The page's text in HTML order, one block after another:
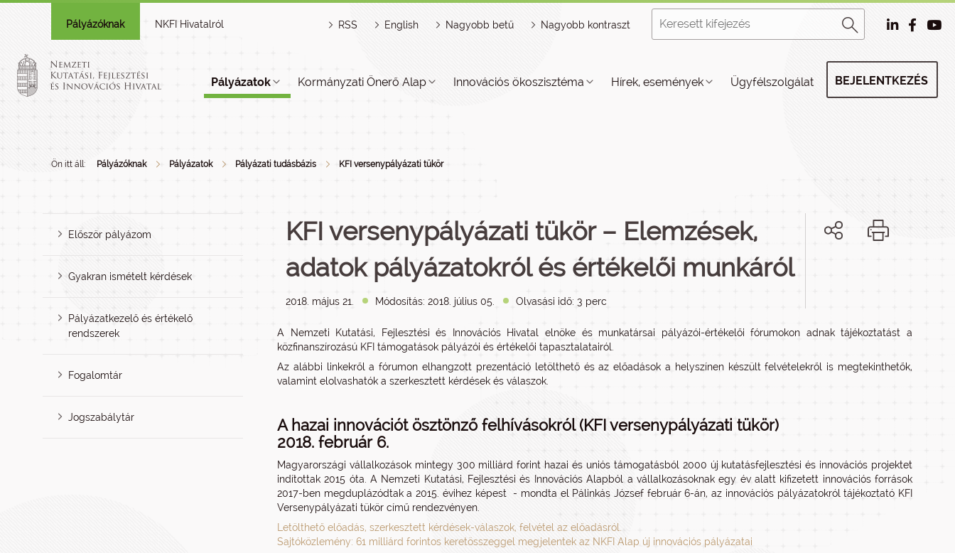
Pályázóknak NKFI Hivatalról RSS English Nagyobb betű Nagyobb kontraszt
Pályázatok Kormányzati Önerő Alap Innovációs ökoszisztéma Hírek, események Ügyfélszolgálat BEJELENTKEZÉS
Ön itt áll: Pályázóknak Pályázatok Pályázati tudásbázis KFI versenypályázati tükör
Először pályázom
Gyakran ismételt kérdések
Pályázatkezelő és értékelő
rendszerek
Fogalomtár
Jogszabálytár
KFI versenypályázati tükör – Elemzések,
adatok pályázatokról és értékelői munkáról
2018. május 21. Módosítás: 2018. július 05. Olvasási idő: 3 perc
A Nemzeti Kutatási, Fejlesztési és Innovációs Hivatal elnöke és munkatársai pályázói-értékelői fórumokon adnak tájékoztatást a
közfinanszírozású KFI támogatások pályázói és értékelői tapasztalatairól.
Az alábbi linkekről a fórumon elhangzott prezentáció letölthető és az előadások a helyszínen készült felvételekről is megtekinthetők,
valamint elolvashatók a szerkesztett kérdések és válaszok.
A hazai innovációt ösztönző felhívásokról (KFI versenypályázati tükör)
2018. február 6.
Magyarországi vállalkozások mintegy 300 milliárd forint hazai és uniós támogatásból 2000 új kutatásfejlesztési és innovációs projektet
indítottak 2015 óta. A Nemzeti Kutatási, Fejlesztési és Innovációs Alapból a vállalkozásoknak egy év alatt kifizetett innovációs források
2017-ben megduplázódtak a 2015. évihez képest - mondta el Pálinkás József február 6-án, az innovációs pályázatokról tájékoztató KFI
Versenypályázati tükör című rendezvényen.
Letölthető előadás, szerkesztett kérdések-válaszok, felvétel az előadásról.
Sajtóközlemény: 61 milliárd forintos keretösszeggel megjelentek az NKFI Alap új innovációs pályázatai